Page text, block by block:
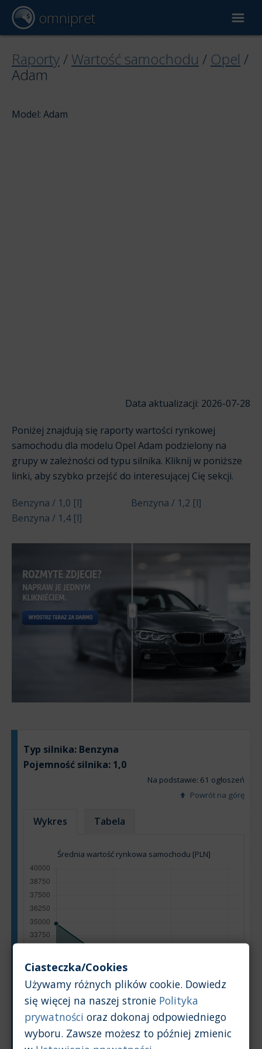
omnipret
Wycena samochodu
Raporty / Wartość samochodu / Opel /
Adam
Model: Adam
Data aktualizacji: 2026-07-28
Poniżej znajdują się raporty wartości rynkowej
samochodu dla modelu Opel Adam podzielony na
grupy w zależności od typu silnika. Kliknij w poniższe
linki, aby szybko przejść do interesującej Cię sekcji.
Benzyna / 1,0 [l]
Benzyna / 1,2 [l]
Benzyna / 1,4 [l]
Typ silnika: Benzyna
Pojemność silnika: 1,0
Na podstawie: 61 ogłoszeń
Powrót na górę
Wykres Tabela
Średnia wartość rynkowa samochodu [PLN]
Ciasteczka/Cookies
Używamy różnych plików cookie. Dowiedz
się więcej na naszej stronie Polityka
prywatności oraz dokonaj odpowiedniego
wyboru. Zawsze możesz to później zmienic